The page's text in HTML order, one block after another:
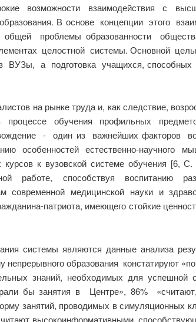
возможности взаимодействия с
В основе концепции этого
проблемы образованности
целостной системы. Основной
а подготовка учащихся, способных
на рынке труда и, как следствие,
в процессе обучения профильных
- один из важнейших факторов
особенностей естественно-научного
курсов к вузовской системе обучения [6,
работе, способствуя воспитанию
современной медицинской науки и
патриота, имеющего стойкие
системы являются данные анализа
образования констатируют
знаний, необходимых для успешной
бы занятия в Центре», 86%
занятий, проводимых в симуляционных
высокоинформативными,